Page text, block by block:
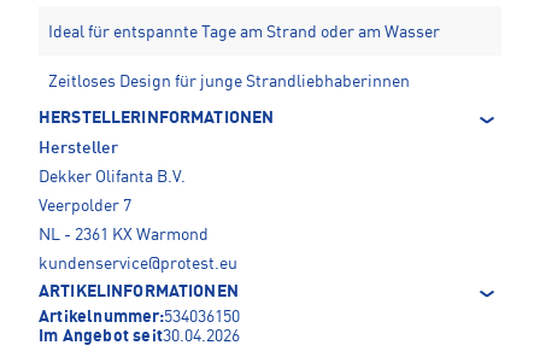
Ideal für entspannte Tage am Strand oder am Wasser
Zeitloses Design für junge Strandliebhaberinnen
HERSTELLERINFORMATIONEN
Hersteller
Dekker Olifanta B.V.
Veerpolder 7
NL - 2361 KX Warmond
kundenservice@protest.eu
ARTIKELINFORMATIONEN
Artikelnummer:534036150
Im Angebot seit30.04.2026